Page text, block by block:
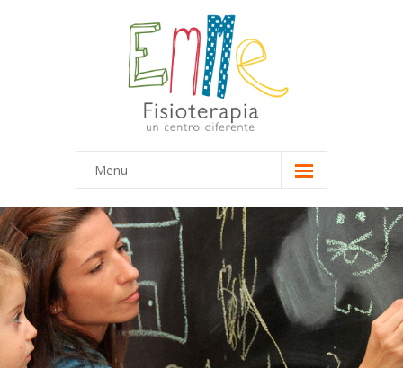
Menu
Inicio
Equipo
-- Marta
-- María
Terapias